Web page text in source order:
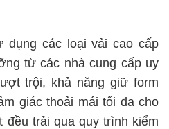
dụng các loại vải cao cấp
từ các nhà cung cấp uy
trội, khả năng giữ form
giác thoải mái tối đa cho
đều trải qua quy trình kiểm